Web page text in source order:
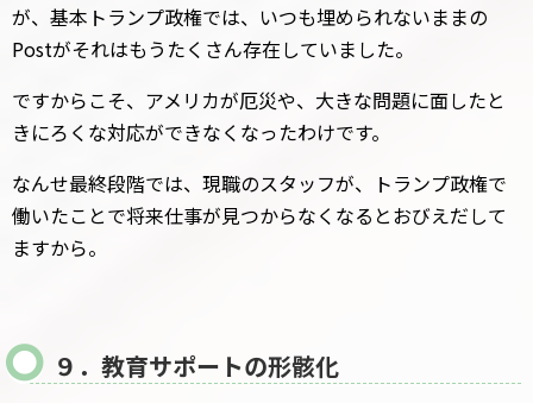
が、基本トランプ政権では、いつも埋められないままの
Postがそれはもうたくさん存在していました。
ですからこそ、アメリカが厄災や、大きな問題に面したと
きにろくな対応ができなくなったわけです。
なんせ最終段階では、現職のスタッフが、トランプ政権で
働いたことで将来仕事が見つからなくなるとおびえだして
ますから。
９．教育サポートの形骸化